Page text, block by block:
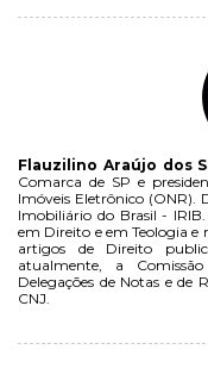
Flauzilino Araújo dos
Comarca de SP e
Imóveis Eletrônico (ONR).
Imobiliário do Brasil -
em Direito e em Teologia e
artigos de Direito
atualmente, a
Delegações de Notas e de
CNJ.